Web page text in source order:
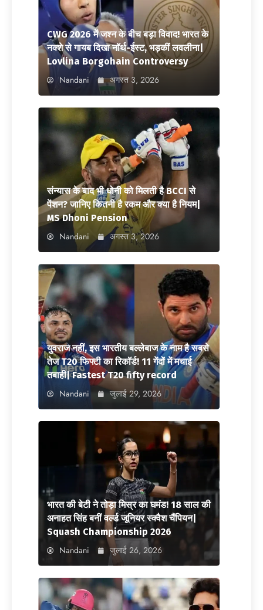
CWG 2026 में जश्न के बीच बड़ा विवाद! भारत के
नक्शे से गायब दिखा नॉर्थ-ईस्ट, भड़कीं लवलीना|
Lovlina Borgohain Controversy
Nandani अगस्त 3, 2026
संन्यास के बाद भी धोनी को मिलती है BCCI से
पेंशन? जानिए कितनी है रकम और क्या है नियम|
MS Dhoni Pension
Nandani अगस्त 3, 2026
युवराज नहीं, इस भारतीय बल्लेबाज के नाम है सबसे
तेज T20 फिफ्टी का रिकॉर्ड! 11 गेंदों में मचाई
तबाही| Fastest T20 fifty record
Nandani जुलाई 29, 2026
भारत की बेटी ने तोड़ा मिस्र का घमंड! 18 साल की
अनाहत सिंह बनीं वर्ल्ड जूनियर स्क्वैश चैंपियन|
Squash Championship 2026
Nandani जुलाई 26, 2026